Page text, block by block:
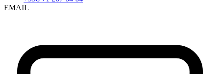
EMAIL